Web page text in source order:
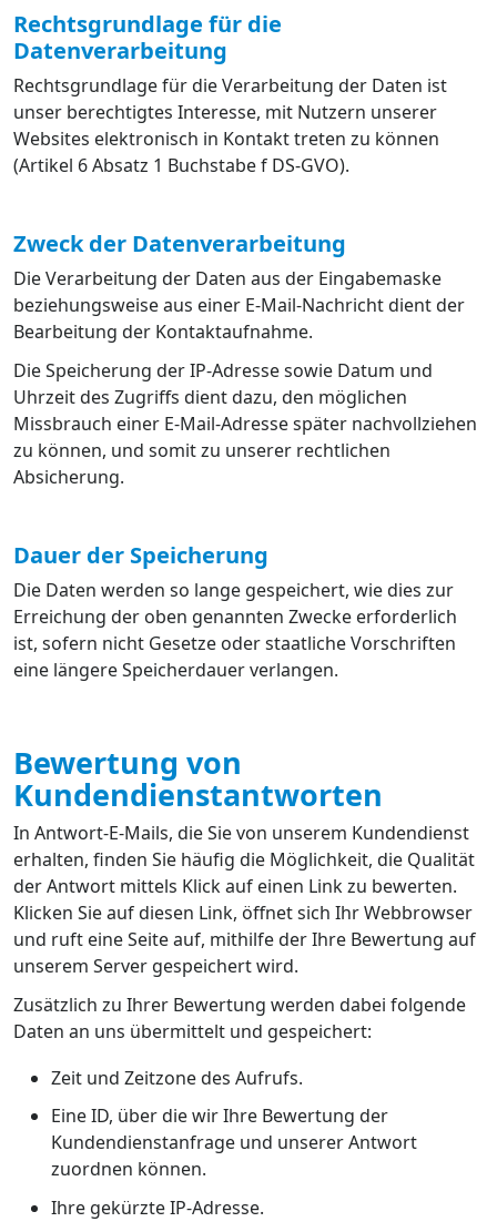
Rechtsgrundlage für die
Datenverarbeitung
Rechtsgrundlage für die Verarbeitung der Daten ist
unser berechtigtes Interesse, mit Nutzern unserer
Websites elektronisch in Kontakt treten zu können
(Artikel 6 Absatz 1 Buchstabe f DS-GVO).
Zweck der Datenverarbeitung
Die Verarbeitung der Daten aus der Eingabemaske
beziehungsweise aus einer E-Mail-Nachricht dient der
Bearbeitung der Kontaktaufnahme.
Die Speicherung der IP-Adresse sowie Datum und
Uhrzeit des Zugriffs dient dazu, den möglichen
Missbrauch einer E-Mail-Adresse später nachvollziehen
zu können, und somit zu unserer rechtlichen
Absicherung.
Dauer der Speicherung
Die Daten werden so lange gespeichert, wie dies zur
Erreichung der oben genannten Zwecke erforderlich
ist, sofern nicht Gesetze oder staatliche Vorschriften
eine längere Speicherdauer verlangen.
Bewertung von
Kundendienstantworten
In Antwort-E-Mails, die Sie von unserem Kundendienst
erhalten, finden Sie häufig die Möglichkeit, die Qualität
der Antwort mittels Klick auf einen Link zu bewerten.
Klicken Sie auf diesen Link, öffnet sich Ihr Webbrowser
und ruft eine Seite auf, mithilfe der Ihre Bewertung auf
unserem Server gespeichert wird.
Zusätzlich zu Ihrer Bewertung werden dabei folgende
Daten an uns übermittelt und gespeichert:
Zeit und Zeitzone des Aufrufs.
Eine ID, über die wir Ihre Bewertung der
Kundendienstanfrage und unserer Antwort
zuordnen können.
Ihre gekürzte IP-Adresse.